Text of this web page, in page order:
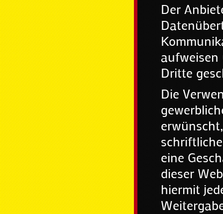
Der
Dritte
Die
eine
dieser
hiermit